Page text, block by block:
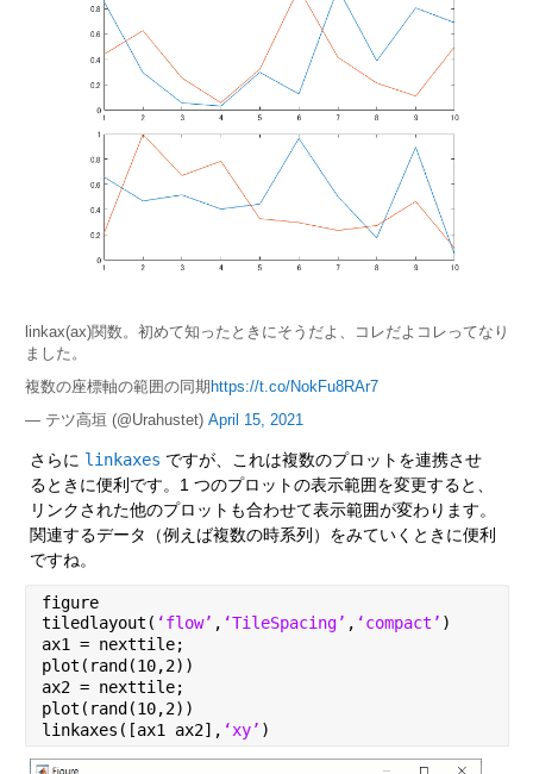
linkax(ax)関数。初めて知ったときにそうだよ、コレだよコレってなり
ました。
複数の座標軸の範囲の同期 https://t.co/NokFu8RAr7
— テツ高垣 (@Urahustet) April 15, 2021
さらに linkaxes ですが、これは複数のプロットを連携させ
るときに便利です。1 つのプロットの表示範囲を変更すると、
リンクされた他のプロットも合わせて表示範囲が変わります。
関連するデータ（例えば複数の時系列）をみていくときに便利
ですね。
figure
tiledlayout( ‘flow’ , ‘TileSpacing’ , ‘compact’ )
ax1 = nexttile;
plot(rand(10,2))
ax2 = nexttile;
plot(rand(10,2))
linkaxes([ax1 ax2], ‘xy’ )